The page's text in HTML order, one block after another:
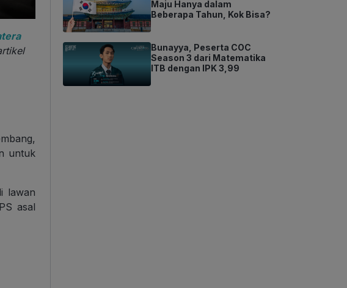
untuk
lawan
asal
Maju Hanya dalam
Beberapa Tahun, Kok Bisa?
Bunayya, Peserta COC
Season 3 dari Matematika
ITB dengan IPK 3,99